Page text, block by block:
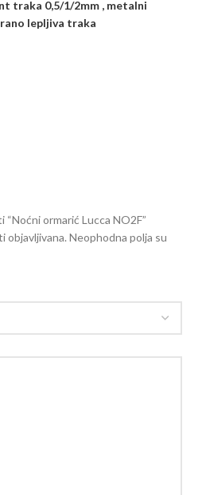
traka 0,5/1/2mm , metalni
lepljiva traka
ormarić Lucca NO2F”
objavljivana.Neophodna polja su